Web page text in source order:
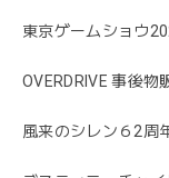
東京ゲームショウ
OVERDRIVE 事後物
風来のシレン６2周